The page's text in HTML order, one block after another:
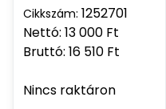
Cikkszám: 1252701
Nettó: 13 000 Ft
Bruttó: 16 510 Ft
Nincs raktáron